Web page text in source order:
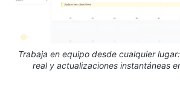
Trabaja en equipo desde cualquier
real y actualizaciones instantáneas